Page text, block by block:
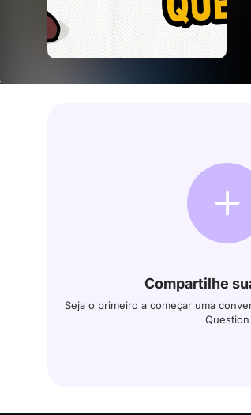
Compartilhe
Seja o primeiro a começar uma
Question